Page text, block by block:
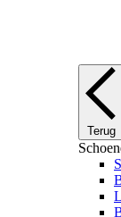
Terug